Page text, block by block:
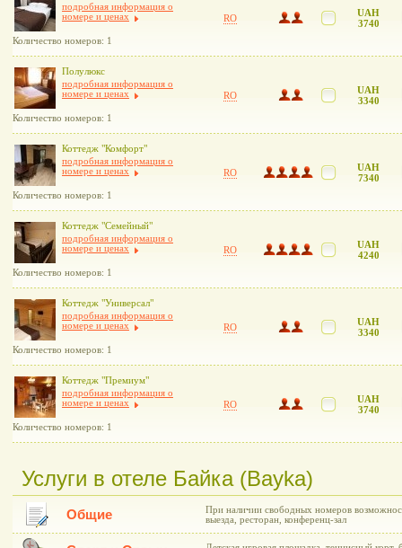
подробная информация о
номере и ценах
Количество номеров: 1
RO
UAH
3740
Полулюкс
подробная информация о
номере и ценах
Количество номеров: 1
RO
UAH
3340
Коттедж "Комфорт"
подробная информация о
номере и ценах
Количество номеров: 1
RO
UAH
7340
Коттедж "Семейный"
подробная информация о
номере и ценах
Количество номеров: 1
RO
UAH
4240
Коттедж "Универсал"
подробная информация о
номере и ценах
Количество номеров: 1
RO
UAH
3340
Коттедж "Премиум"
подробная информация о
номере и ценах
Количество номеров: 1
RO
UAH
3740
Услуги в отеле Байка (Bayka)
Общие
При наличии свободных номеров
выезда, ресторан, конференц-зал